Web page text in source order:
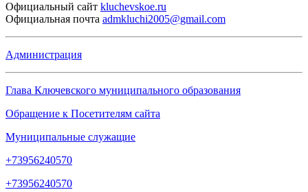
Официальный сайт kluchevskoe.ru
Официальная почта admkluchi2005@gmail.com
Администрация
Глава Ключевского муниципального образования
Обращение к Посетителям сайта
Муниципальные служащие
+73956240570
+73956240570